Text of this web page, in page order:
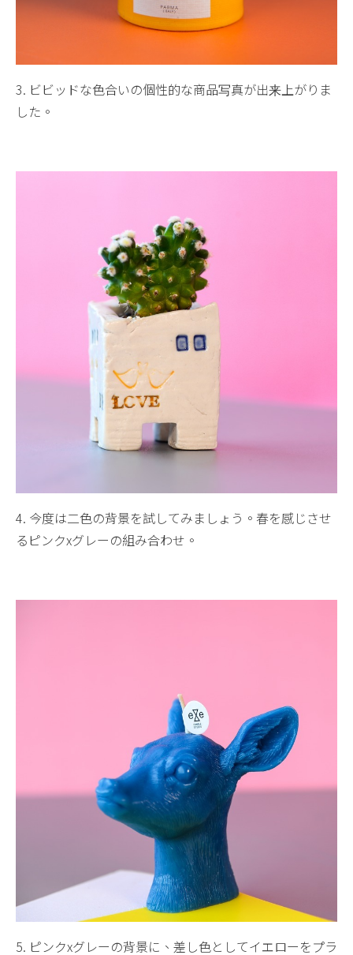
3. ビビッドな色合いの個性的な商品写真が出来上がりま
した。
4. 今度は二色の背景を試してみましょう。春を感じさせ
るピンクxグレーの組み合わせ。
5. ピンクxグレーの背景に、差し色としてイエローをプラ